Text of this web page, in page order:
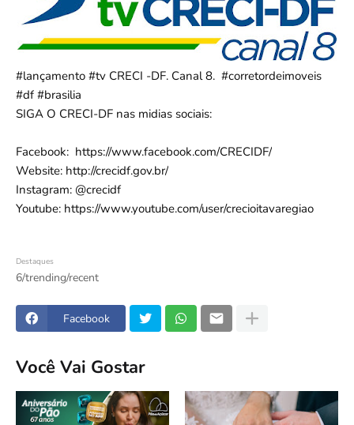
#lançamento #tv CRECI -DF. Canal 8. #corretordeimoveis
#df #brasilia
SIGA O CRECI-DF nas midias sociais:
Facebook: https://www.facebook.com/CRECIDF/
Website: http://crecidf.gov.br/
Instagram: @crecidf
Youtube: https://www.youtube.com/user/crecioitavaregiao
Destaques
6/trending/recent
Facebook
Você Vai Gostar